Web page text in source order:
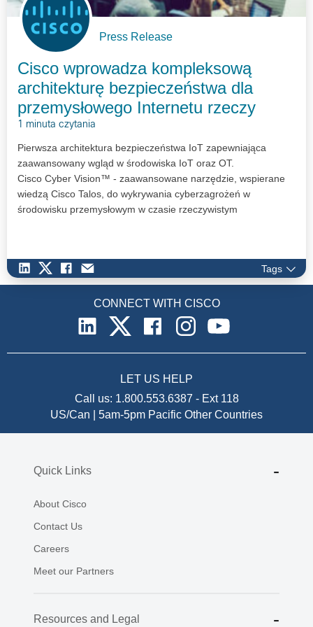
Press Release
Cisco wprowadza kompleksową
architekturę bezpieczeństwa dla
przemysłowego Internetu rzeczy
1 minuta czytania
Pierwsza architektura bezpieczeństwa IoT zapewniająca
zaawansowany wgląd w środowiska IoT oraz OT.
Cisco Cyber Vision™ - zaawansowane narzędzie, wspierane
wiedzą Cisco Talos, do wykrywania cyberzagrożeń w
środowisku przemysłowym w czasie rzeczywistym
Tags
CONNECT WITH CISCO
LET US HELP
Call us: 1.800.553.6387 - Ext 118
US/Can | 5am-5pm Pacific Other Countries